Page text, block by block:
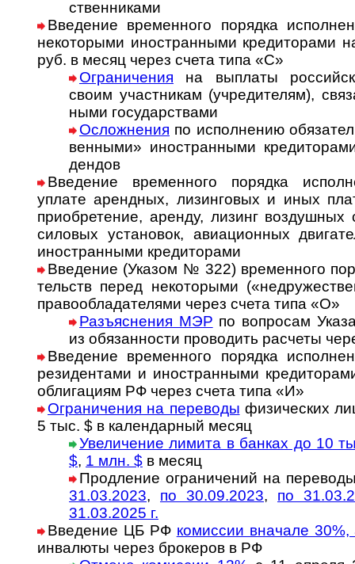
ст­вен­никами
Введение временного порядка
не­ко­то­ры­ми ино­стран­ны­ми кре­ди­то­ра­ми
руб. в месяц через счета типа «С»
Ограничения на выплаты
своим участ­никам (учре­ди­телям),
ными госу­дарствами
Осложнения по исполнению
венными» ино­стран­ными
дендов
Введение временного порядка
уплате арендных, лизинговых и иных
при­обре­те­ние, аренду, лизинг воз­душ­ных
силовых ус­та­но­вок, ави­а­ци­он­ных
ино­стран­ными кре­ди­торами
Введение (Указом № 322) временного
тельств пе­ред не­ко­то­ры­ми
пра­во­об­ла­да­те­ля­ми через счета типа «О»
Разъяснения МЭР по во­п­ро­сам
из обя­зан­нос­ти про­во­дить рас­че­ты
Введение временного порядка
ре­зи­ден­та­ми и ино­стран­ны­ми
об­ли­га­ци­ям РФ че­рез счета типа «И»
Ограничения на переводы фи­зи­ческих
5 тыс. $ в ка­лен­дар­ный ме­сяц
Увеличение лимита в банках до 10
$, 1 млн. $ в месяц
Продление ог­ра­ни­че­ний на
31.03.2023, по 30.09.2023, по
31.03.2025 г.
Введение ЦБ РФ комиссии вначале
инва­люты через бро­ке­ров в РФ